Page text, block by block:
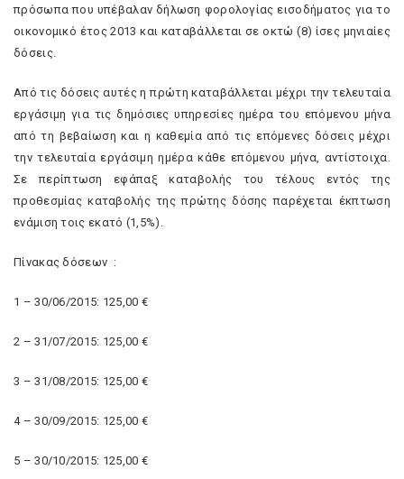
πρόσωπα που υπέβαλαν δήλωση φορολογίας εισοδήματος για το
οικονομικό έτος 2013 και καταβάλλεται σε οκτώ (8) ίσες μηνιαίες
δόσεις.
Από τις δόσεις αυτές η πρώτη καταβάλλεται μέχρι την τελευταία
εργάσιμη για τις δημόσιες υπηρεσίες ημέρα του επόμενου μήνα
από τη βεβαίωση και η καθεμία από τις επόμενες δόσεις μέχρι
την τελευταία εργάσιμη ημέρα κάθε επόμενου μήνα, αντίστοιχα.
Σε περίπτωση εφάπαξ καταβολής του τέλους εντός της
προθεσμίας καταβολής της πρώτης δόσης παρέχεται έκπτωση
ενάμιση τοις εκατό (1,5%).
Πίνακας δόσεων :
1 – 30/06/2015: 125,00 €
2 – 31/07/2015: 125,00 €
3 – 31/08/2015: 125,00 €
4 – 30/09/2015: 125,00 €
5 – 30/10/2015: 125,00 €